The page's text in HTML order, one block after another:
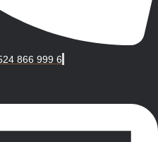
866 999 6